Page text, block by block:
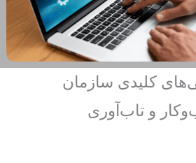
کلیدی سازمان
و تاب‌آوری